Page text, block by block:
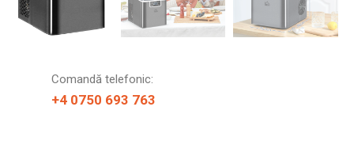
Comandă telefonic:
+4 0750 693 763